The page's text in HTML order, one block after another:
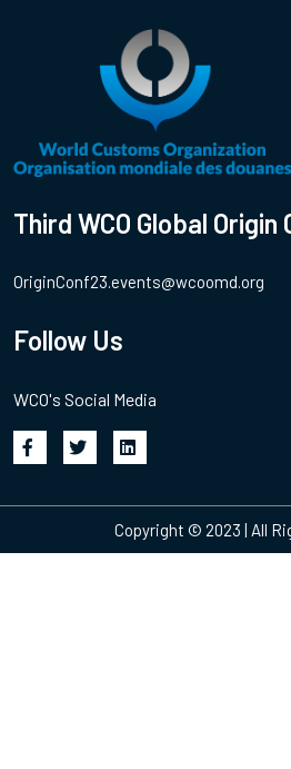
Third WCO Global
OriginConf23.events@wcoomd.org
Follow Us
WCO's Social Media
Copyright © 2023 | All